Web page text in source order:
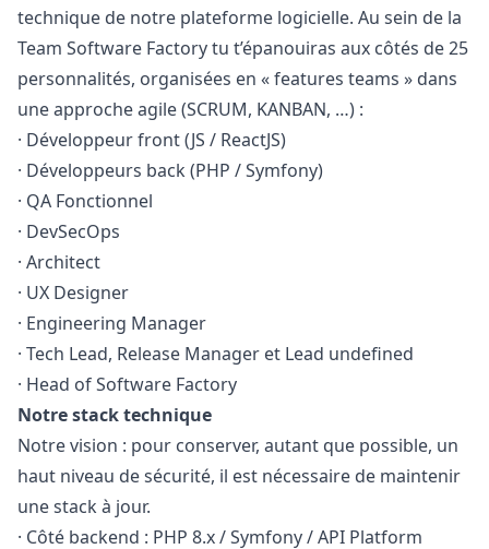
technique de notre plateforme logicielle. Au sein de la
Team Software Factory tu t’épanouiras aux côtés de 25
personnalités, organisées en « features teams » dans
une approche agile (SCRUM, KANBAN, …) :
· Développeur front (JS / ReactJS)
· Développeurs back (PHP / Symfony)
· QA Fonctionnel
· DevSecOps
· Architect
· UX Designer
· Engineering Manager
· Tech Lead, Release Manager et Lead undefined
· Head of Software Factory
Notre stack technique
Notre vision : pour conserver, autant que possible, un
haut niveau de sécurité, il est nécessaire de maintenir
une stack à jour.
· Côté backend : PHP 8.x / Symfony / API Platform